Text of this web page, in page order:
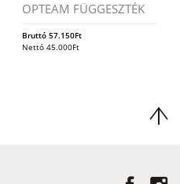
OPTEAM FÜGGESZTÉK
Bruttó57.150Ft
Nettó45.000Ft